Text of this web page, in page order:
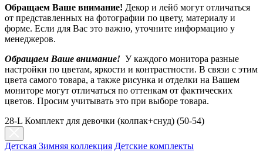
Обращаем Ваше внимание! Декор и лейб могут отличаться
от представленных на фотографии по цвету, материалу и
форме. Если для Вас это важно, уточните информацию у
менеджеров.
Обращаем Ваше внимание! У каждого монитора разные
настройки по цветам, яркости и контрастности. В связи с этим
цвета самого товара, а также рисунка и отделки на Вашем
мониторе могут отличаться по оттенкам от фактических
цветов. Просим учитывать это при выборе товара.
28-L Комплект для девочки (колпак+снуд) (50-54)
Детская Зимняя коллекция Детские комплекты